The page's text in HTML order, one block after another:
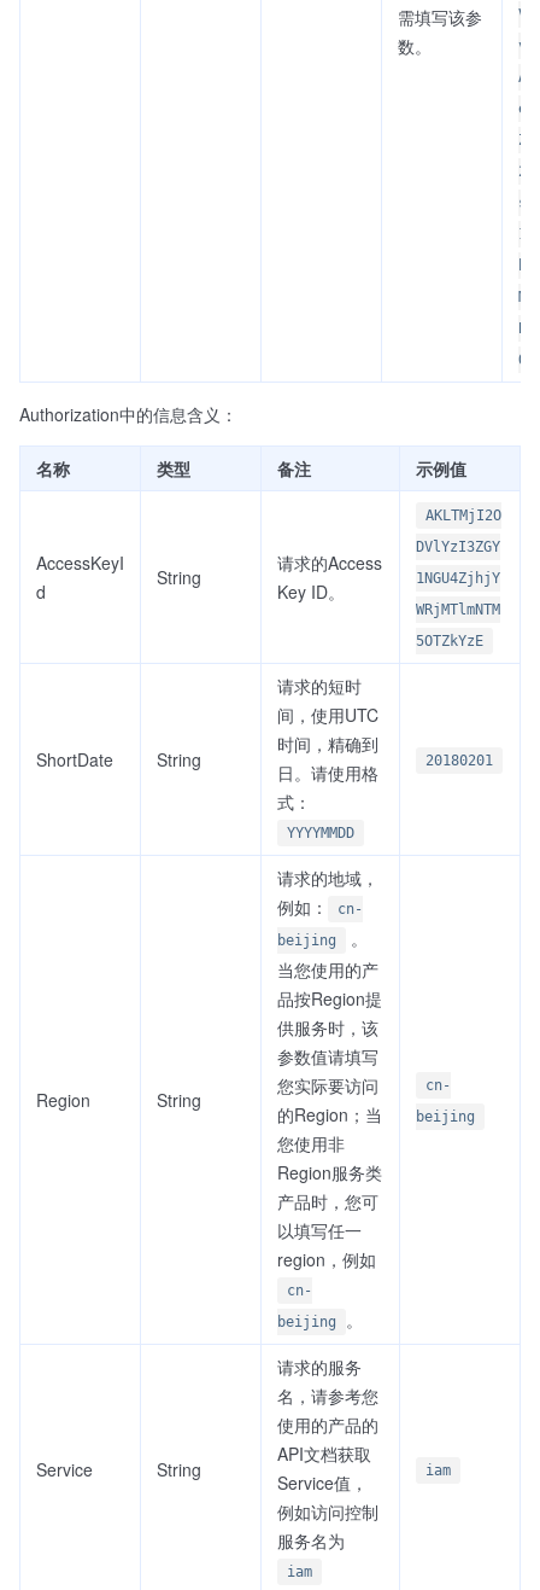
需填写该参
数。
Qw
Authorization中的信息含义：
名称 类型 备注 示例值
AccessKeyI
d
String
请求的Access
Key ID。
AKLTMjI2O
DVlYzI3ZGY
1NGU4ZjhjY
WRjMTlmNTM
5OTZkYzE
ShortDate String
请求的短时
间，使用UTC
时间，精确到
日。请使用格
式：
YYYYMMDD
20180201
Region String
请求的地域，
例如：
cn-
beijing
。
当您使用的产
品按Region提
供服务时，该
参数值请填写
您实际要访问
的Region；当
您使用非
Region服务类
产品时，您可
以填写任一
region，例如
cn-
beijing
。
cn-
beijing
Service String
请求的服务
名，请参考您
使用的产品的
API文档获取
Service值，
例如访问控制
服务名为
iam
iam